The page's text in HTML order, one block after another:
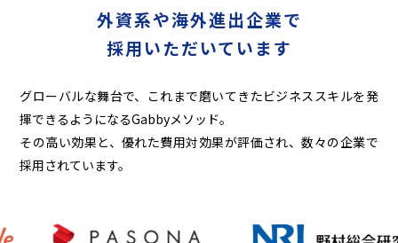
外資系や海外進出企業で
採用いただいています
グローバルな舞台で、これまで磨いてきたビジネススキルを発
揮できるようになるGabbyメソッド。
その高い効果と、優れた費用対効果が評価され、数々の企業で
採用されています。